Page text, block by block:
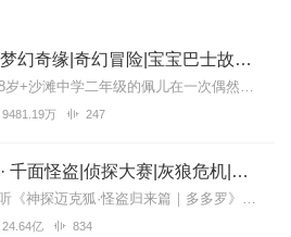
😡😡😡😡😡😡
美人鱼公主梦幻奇缘|奇幻冒险|宝宝巴士故事·海洋科普
【适听年龄】8岁+沙滩中学二年级的佩儿在一次偶然事件中，来到了一片神奇的海洋。在这里，邪恶的鲨魔王把真正的美人鱼们封印在海洋深渊。佩儿将变身美人鱼公主，展开一场...
9481.19万 247
神探迈克狐· 千面怪盗|侦探大赛|灰狼危机|多多罗
新专辑点击收听《神探迈克狐·怪盗归来篇｜多多罗》！！！>>>点击进入主播橱窗购买《神探迈克狐》系列图书吧!<<<多多罗故事【点击前往】收听多多罗其他好玩有趣的故...
24.64亿 834